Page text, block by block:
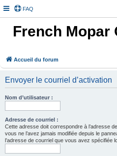
FAQ
French Mopar
Accueil du forum
Envoyer le courriel d’activation
Nom d’utilisateur :
Adresse de courriel :
Cette adresse doit correspondre à l’adresse
vous ne l’avez jamais modifiée depuis le
l’adresse de courriel que vous avez spécifiée